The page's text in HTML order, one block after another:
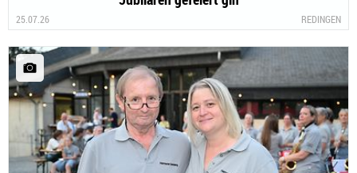
25.07.26 REDINGEN